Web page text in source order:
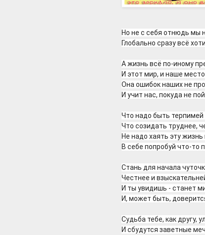
Но не с себя отнюдь мы
Глобально сразу всё
А жизнь всё по-иному
И этот мир, и наше место
Она ошибок наших не
И учит нас, покуда не
Что надо быть терпимей
Что созидать труднее,
Не надо хаять эту жизнь
В себе попробуй что-то
Стань для начала
Честнее и
И ты увидишь - станет
И, может быть, доверится
Судьба тебе, как другу,
И сбудутся заветные